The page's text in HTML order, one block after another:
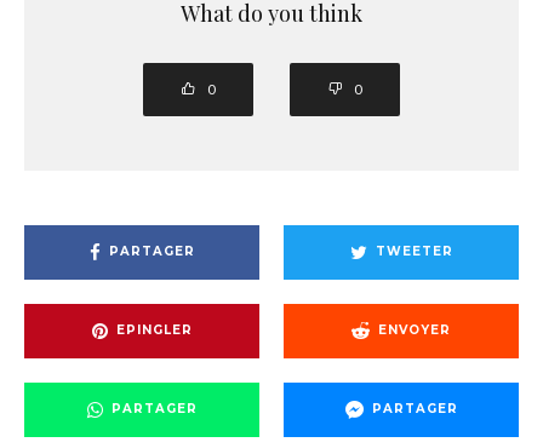
What do you think
0 0
PARTAGER TWEETER
EPINGLER ENVOYER
PARTAGER PARTAGER